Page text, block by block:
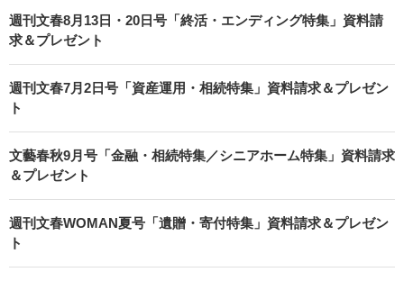
週刊文春8月13日・20日号「終活・エンディング特集」資料請
求＆プレゼント
週刊文春7月2日号「資産運用・相続特集」資料請求＆プレゼン
ト
文藝春秋9月号「金融・相続特集／シニアホーム特集」資料請求
＆プレゼント
週刊文春WOMAN夏号「遺贈・寄付特集」資料請求＆プレゼン
ト